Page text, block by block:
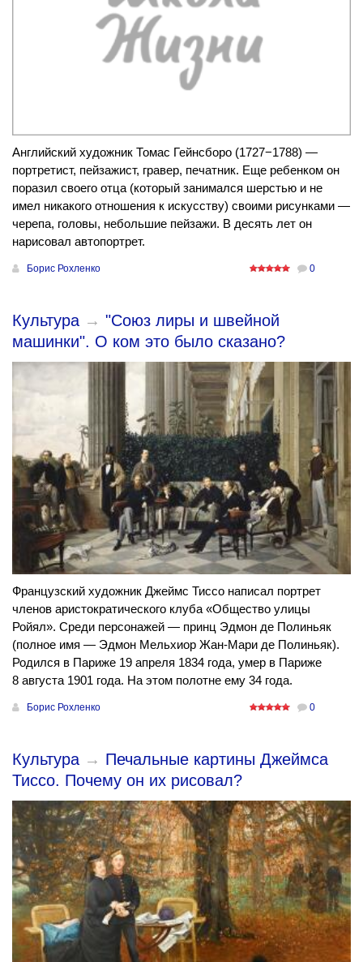
Английский художник Томас Гейнсборо (1727−1788) —
портретист, пейзажист, гравер, печатник. Еще ребенком он
поразил своего отца (который занимался шерстью и не
имел никакого отношения к искусству) своими рисунками —
черепа, головы, небольшие пейзажи. В десять лет он
нарисовал автопортрет.
Борис Рохленко 0
Культура → "Союз лиры и швейной
машинки". О ком это было сказано?
Французский художник Джеймс Тиссо написал портрет
членов аристократического клуба «Общество улицы
Ройял». Среди персонажей — принц Эдмон де Полиньяк
(полное имя — Эдмон Мельхиор Жан-Мари де Полиньяк).
Родился в Париже 19 апреля 1834 года, умер в Париже
8 августа 1901 года. На этом полотне ему 34 года.
Борис Рохленко 0
Культура → Печальные картины Джеймса
Тиссо. Почему он их рисовал?